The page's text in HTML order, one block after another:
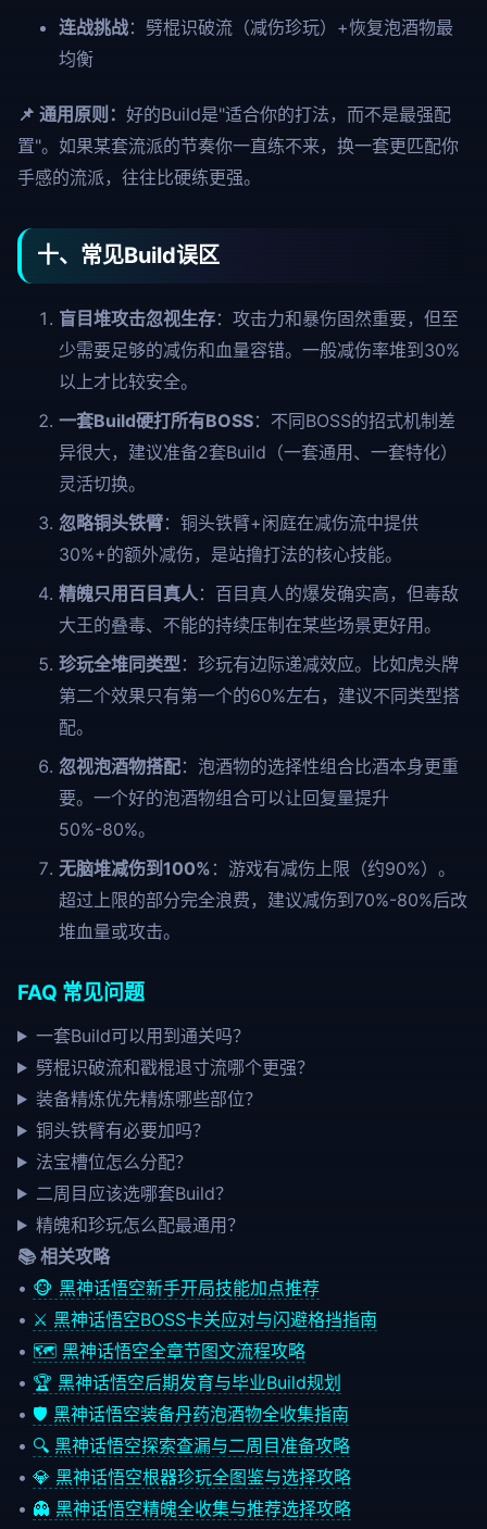
连战挑战：劈棍识破流（减伤珍玩）+恢复泡酒物最
均衡
📌 通用原则： 好的Build是"适合你的打法，而不是最强配
置"。如果某套流派的节奏你一直练不来，换一套更匹配你
手感的流派，往往比硬练更强。
十、常见Build误区
盲目堆攻击忽视生存：攻击力和暴伤固然重要，但至
少需要足够的减伤和血量容错。一般减伤率堆到30%
以上才比较安全。
一套Build硬打所有BOSS：不同BOSS的招式机制差
异很大，建议准备2套Build（一套通用、一套特化）
灵活切换。
忽略铜头铁臂：铜头铁臂+闲庭在减伤流中提供
30%+的额外减伤，是站撸打法的核心技能。
精魄只用百目真人：百目真人的爆发确实高，但毒敌
大王的叠毒、不能的持续压制在某些场景更好用。
珍玩全堆同类型：珍玩有边际递减效应。比如虎头牌
第二个效果只有第一个的60%左右，建议不同类型搭
配。
忽视泡酒物搭配：泡酒物的选择性组合比酒本身更重
要。一个好的泡酒物组合可以让回复量提升
50%-80%。
无脑堆减伤到100% ：游戏有减伤上限（约90%）。
超过上限的部分完全浪费，建议减伤到70%-80%后改
堆血量或攻击。
FAQ 常见问题
一套Build可以用到通关吗？
劈棍识破流和戳棍退寸流哪个更强？
装备精炼优先精炼哪些部位？
铜头铁臂有必要加吗？
法宝槽位怎么分配？
二周目应该选哪套Build？
精魄和珍玩怎么配最通用？
📚 相关攻略
• 🐵 黑神话悟空新手开局技能加点推荐
• ⚔️ 黑神话悟空BOSS卡关应对与闪避格挡指南
• 🗺️ 黑神话悟空全章节图文流程攻略
• 🏆 黑神话悟空后期发育与毕业Build规划
• 🛡️ 黑神话悟空装备丹药泡酒物全收集指南
• 🔍 黑神话悟空探索查漏与二周目准备攻略
• 💎 黑神话悟空根器珍玩全图鉴与选择攻略
• 👻 黑神话悟空精魄全收集与推荐选择攻略